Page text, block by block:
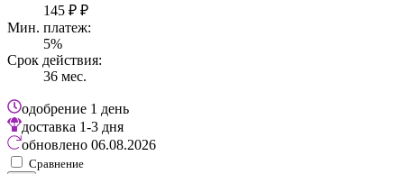
145 ₽ ₽
Мин. платеж:
5%
Срок действия:
36 мес.
одобрение 1 день
доставка 1-3 дня
обновлено 06.08.2026
Сравнение